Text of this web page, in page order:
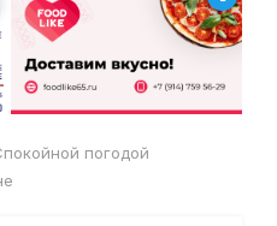
погодой